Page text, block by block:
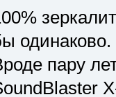
одинаково.
пару